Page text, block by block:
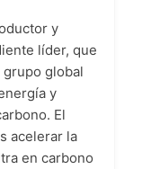
y
líder, que
global
y
El
acelerar la
en carbono